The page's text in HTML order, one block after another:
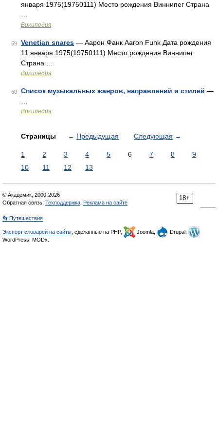
января 1975(19750111) Место рождения Виннипег Страна
Википедия
59 Venetian snares — Аарон Фанк Aaron Funk Дата рождения
11 января 1975(19750111) Место рождения Виннипег
Страна …
Википедия
60 Список музыкальных жанров, направлений и стилей —
Википедия
Страницы ← Предыдущая Следующая →
1 2 3 4 5 6 7 8
9
10
11 12 13
18+
© Академик, 2000-2026
Обратная связь: Техподдержка Реклама на сайте
👣 Путешествия
Экспорт словарей на сайты , сделанные на PHP, Joomla,
Drupal,
WordPress, MODx.